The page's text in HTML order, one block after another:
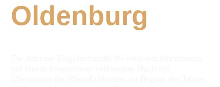
Oldenburg